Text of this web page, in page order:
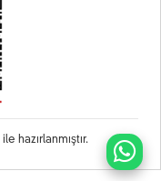
ile hazırlanmıştır.